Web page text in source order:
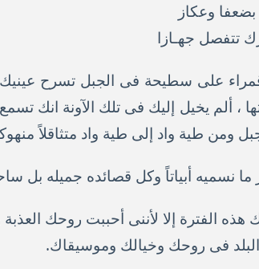
وعكاز
تتفصل جهـازا
على سطيحة فى الجبل تسرح عينيك
، ألم يخيل إليك فى تلك الآونة انك
طية واد إلى طية واد متثاقلاً
نسميه أبياتاً وكل قصائده جميله بل
هذه الفترة إلا لأننى أحببت روحك
فى روحك وخيالك وموسيقاك.